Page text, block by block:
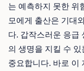
는 예측하지 못한 위
모에게 출산은 기대
다. 갑작스러운 응급
의 생명을 지킬 수
중요합니다. 바로 이